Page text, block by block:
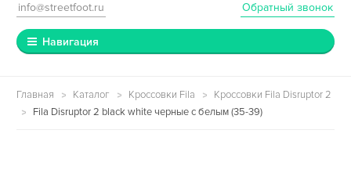
Обратный звонок
info@streetfoot.ru
Навигация
Главная Каталог Кроссовки Fila
Кроссовки Fila Disruptor 2
Fila Disruptor 2 black white черные с белым (35-39)